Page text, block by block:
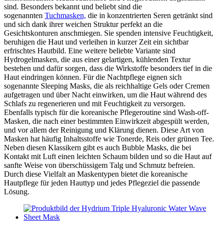
sind. Besonders bekannt und beliebt sind die
sogenannten Tuchmasken, die in konzentrierten Seren getränkt sind
und sich dank ihrer weichen Struktur perfekt an die
Gesichtskonturen anschmiegen. Sie spenden intensive Feuchtigkeit,
beruhigen die Haut und verleihen in kurzer Zeit ein sichtbar
erfrischtes Hautbild. Eine weitere beliebte Variante sind
Hydrogelmasken, die aus einer gelartigen, kühlenden Textur
bestehen und dafür sorgen, dass die Wirkstoffe besonders tief in die
Haut eindringen können. Für die Nachtpflege eignen sich
sogenannte Sleeping Masks, die als reichhaltige Gels oder Cremen
aufgetragen und über Nacht einwirken, um die Haut während des
Schlafs zu regenerieren und mit Feuchtigkeit zu versorgen.
Ebenfalls typisch für die koreanische Pflegeroutine sind Wash-off-
Masken, die nach einer bestimmten Einwirkzeit abgespült werden,
und vor allem der Reinigung und Klärung dienen. Diese Art von
Masken hat häufig Inhaltsstoffe wie Tonerde, Reis oder grünen Tee.
Neben diesen Klassikern gibt es auch Bubble Masks, die bei
Kontakt mit Luft einen leichten Schaum bilden und so die Haut auf
sanfte Weise von überschüssigem Talg und Schmutz befreien.
Durch diese Vielfalt an Maskentypen bietet die koreanische
Hautpflege für jeden Hauttyp und jedes Pflegeziel die passende
Lösung.